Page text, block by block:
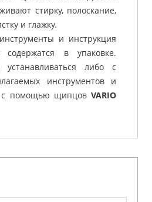
стирку, полоскание,
и глажку.
и инструкция
содержатся в упаковке.
устанавливаться либо с
инструментов и
с помощью щипцов VARIO